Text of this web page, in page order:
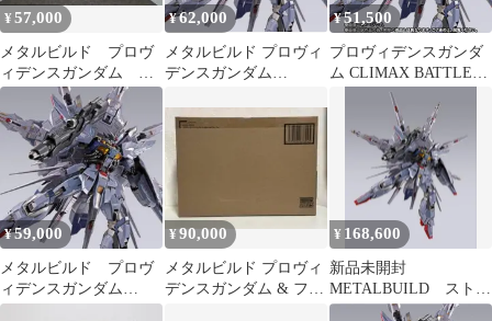
¥57,000
メタルビルド プロヴ
ィデンスガンダム
CLIMAX BATTLE
Ver 未開封
¥62,000
メタルビルド プロヴィ
デンスガンダム
¥51,500
プロヴィデンスガンダ
ム CLIMAX BATTLE
Ver. メタルビルド
¥59,000
メタルビルド プロヴ
ィデンスガンダム
CLIMAX BATTLE Ver.
¥90,000
メタルビルド プロヴィ
デンスガンダム & フリ
¥ 168,600
新品未開封
METALBUILD ストラ
イクフリーダム プロ